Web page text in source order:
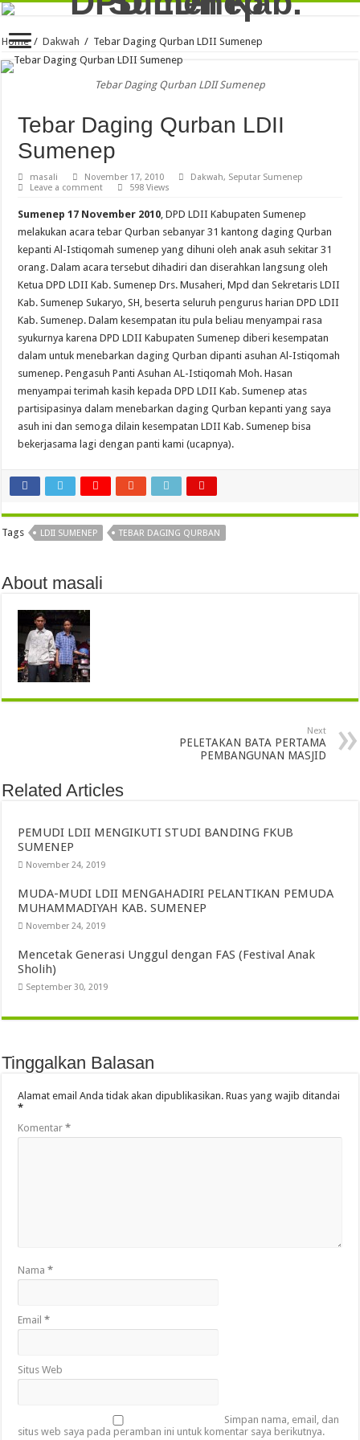
Home / Dakwah / Tebar Daging Qurban LDII Sumenep
Tebar Daging Qurban LDII Sumenep
Tebar Daging Qurban LDII
Sumenep
masali November 17, 2010 Dakwah, Seputar Sumenep
Leave a comment
598 Views
Sumenep 17 November 2010, DPD LDII Kabupaten Sumenep
melakukan acara tebar Qurban sebanyar 31 kantong daging Qurban
kepanti Al-Istiqomah sumenep yang dihuni oleh anak asuh sekitar 31
orang. Dalam acara tersebut dihadiri dan diserahkan langsung oleh
Ketua DPD LDII Kab. Sumenep Drs. Musaheri, Mpd dan Sekretaris LDII
Kab. Sumenep Sukaryo, SH, beserta seluruh pengurus harian DPD LDII
Kab. Sumenep. Dalam kesempatan itu pula beliau menyampai rasa
syukurnya karena DPD LDII Kabupaten Sumenep diberi kesempatan
dalam untuk menebarkan daging Qurban dipanti asuhan Al-Istiqomah
sumenep. Pengasuh Panti Asuhan AL-Istiqomah Moh. Hasan
menyampai terimah kasih kepada DPD LDII Kab. Sumenep atas
partisipasinya dalam menebarkan daging Qurban kepanti yang saya
asuh ini dan semoga dilain kesempatan LDII Kab. Sumenep bisa
bekerjasama lagi dengan panti kami (ucapnya).
Tags LDII SUMENEP TEBAR DAGING QURBAN
About masali
Next
PELETAKAN BATA PERTAMA
PEMBANGUNAN MASJID
Related Articles
PEMUDI LDII MENGIKUTI STUDI BANDING FKUB
SUMENEP
November 24, 2019
MUDA-MUDI LDII MENGAHADIRI PELANTIKAN PEMUDA
MUHAMMADIYAH KAB. SUMENEP
November 24, 2019
Mencetak Generasi Unggul dengan FAS (Festival Anak
Sholih)
September 30, 2019
Tinggalkan Balasan
Alamat email Anda tidak akan dipublikasikan. Ruas yang wajib ditandai
*
Komentar*
Nama*
Email*
Situs Web
Simpan nama, email, dan
situs web saya pada peramban ini untuk komentar saya berikutnya.